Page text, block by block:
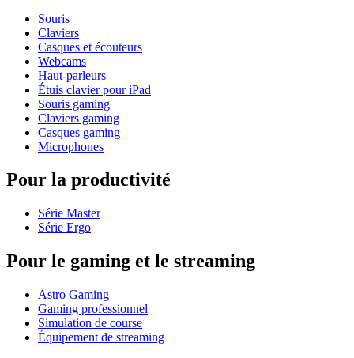
Souris
Claviers
Casques et écouteurs
Webcams
Haut-parleurs
Étuis clavier pour iPad
Souris gaming
Claviers gaming
Casques gaming
Microphones
Pour la productivité
Série Master
Série Ergo
Pour le gaming et le streaming
Astro Gaming
Gaming professionnel
Simulation de course
Équipement de streaming